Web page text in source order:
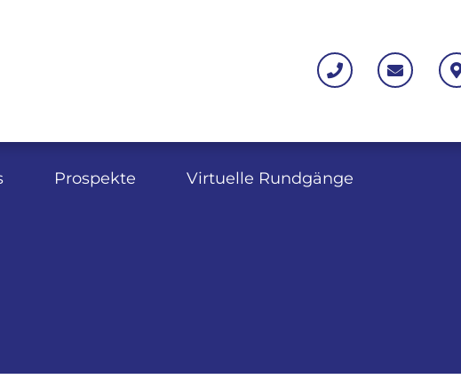
Prospekte Virtuelle Rundgänge